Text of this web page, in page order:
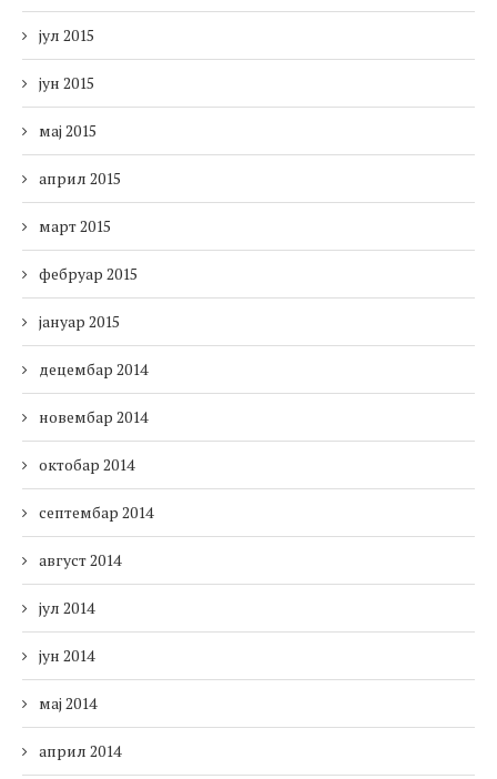
јул 2015
јун 2015
мај 2015
април 2015
март 2015
фебруар 2015
јануар 2015
децембар 2014
новембар 2014
октобар 2014
септембар 2014
август 2014
јул 2014
јун 2014
мај 2014
април 2014